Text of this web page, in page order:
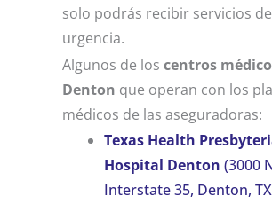
solo podrás recibir servicios de
urgencia.
Algunos de los centros
Denton que operan con los
médicos de las aseguradoras:
Texas Health
Hospital Denton (3000
Interstate 35, Denton,